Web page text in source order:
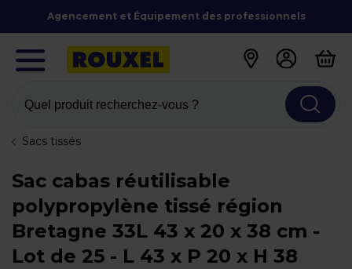
Agencement et Équipement des professionnels
Quel produit recherchez-vous ?
Sacs tissés
Sac cabas réutilisable
polypropylène tissé région
Bretagne 33L 43 x 20 x 38 cm -
Lot de 25 - L 43 x P 20 x H 38